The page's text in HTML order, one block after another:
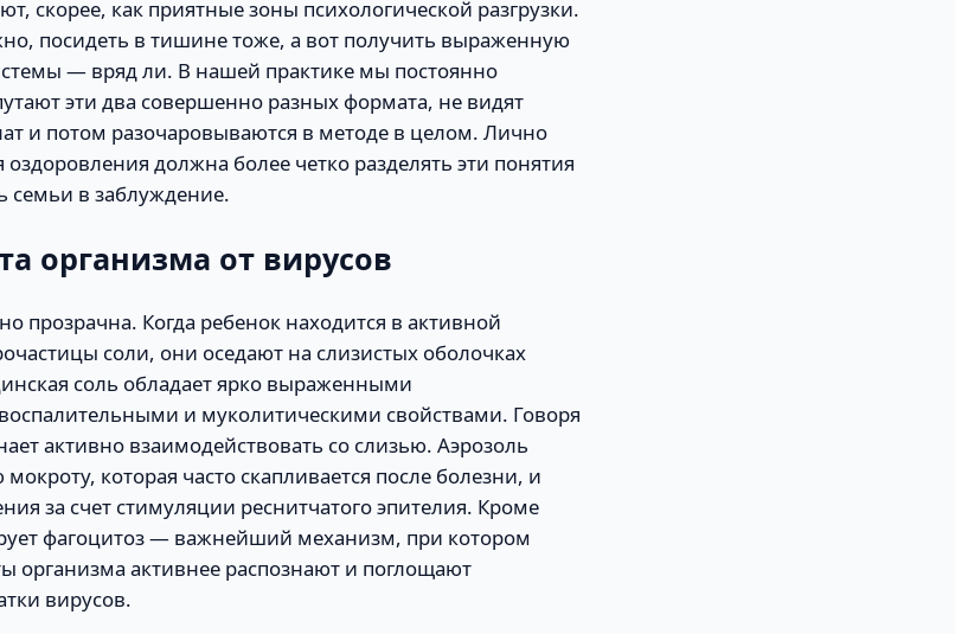
скорее, как приятные зоны психологической разгрузки.
посидеть в тишине тоже, а вот получить выраженную
— вряд ли. В нашей практике мы постоянно
эти два совершенно разных формата, не видят
и потом разочаровываются в методе в целом. Лично
должна более четко разделять эти понятия
семьи в заблуждение.
организма от вирусов
прозрачна. Когда ребенок находится в активной
соли, они оседают на слизистых оболочках
соль обладает ярко выраженными
и муколитическими свойствами. Говоря
активно взаимодействовать со слизью. Аэрозоль
которая часто скапливается после болезни, и
за счет стимуляции реснитчатого эпителия. Кроме
фагоцитоз — важнейший механизм, при котором
организма активнее распознают и поглощают
вирусов.